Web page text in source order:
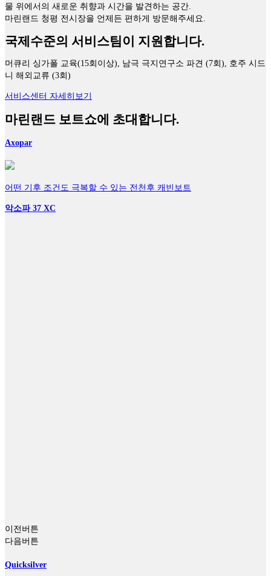
물 위에서의 새로운 취향과 시간을 발견하는 공간.
마린랜드 청평 전시장을 언제든 편하게 방문해주세요.
국제수준의 서비스팀이 지원합니다.
머큐리 싱가폴 교육(15회이상), 남극 극지연구소 파견 (7회), 호주 시드
니 해외교류 (3회)
서비스센터 자세히보기
마린랜드 보트쇼에 초대합니다.
Axopar
어떤 기후 조건도 극복할 수 있는 전천후 캐빈보트
악소파 37 XC
이전버튼
다음버튼
Quicksilver